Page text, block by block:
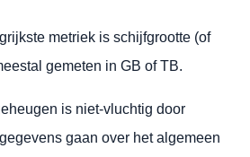
metriek is schijfgrootte (of
gemeten in GB of TB.
is niet-vluchtig door
gaan over het algemeen